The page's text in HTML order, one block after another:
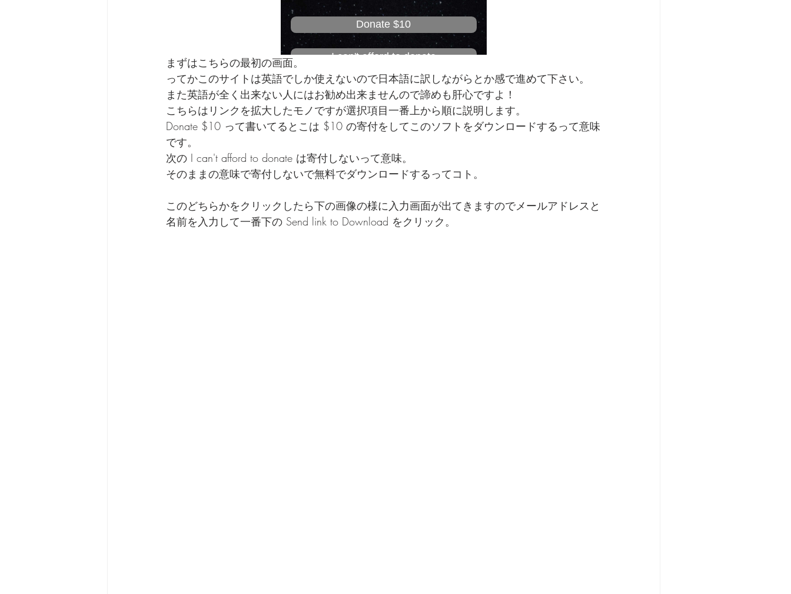
まずはこちらの最初の画面。
ってかこのサイトは英語でしか使えないので日本語に訳しながらとか感で進めて下さい。
また英語が全く出来ない人にはお勧め出来ませんので諦めも肝心ですよ！
こちらはリンクを拡大したモノですが選択項目一番上から順に説明します。
Donate $10 って書いてるとこは $10 の寄付をしてこのソフトをダウンロードするって意味
です。
次の I can't afford to donate は寄付しないって意味。
そのままの意味で寄付しないで無料でダウンロードするってコト。
このどちらかをクリックしたら下の画像の様に入力画面が出てきますのでメールアドレスと
名前を入力して一番下の Send link to Download をクリック。